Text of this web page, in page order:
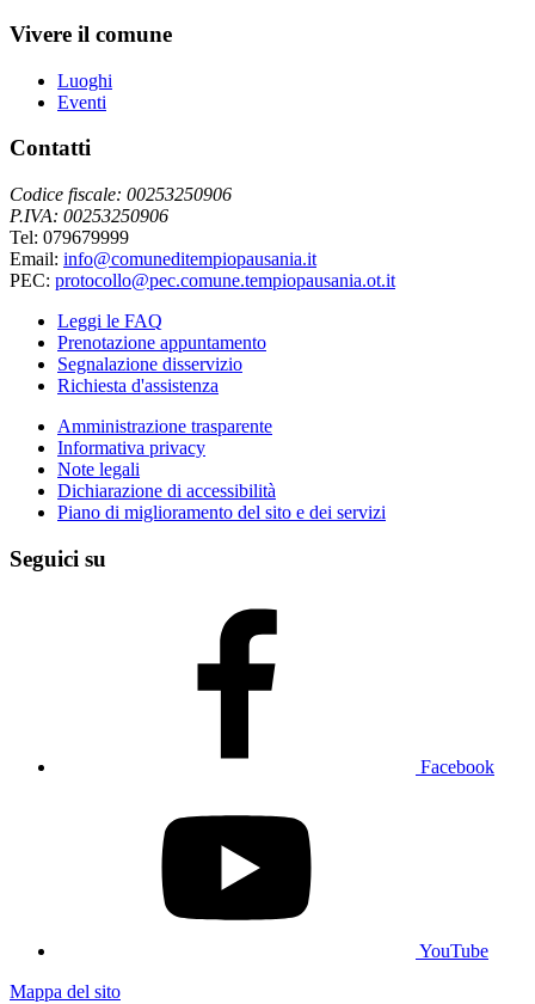
Vivere il comune
Luoghi
Eventi
Contatti
Codice fiscale: 00253250906
P.IVA: 00253250906
Tel: 079679999
Email: info@comuneditempiopausania.it
PEC: protocollo@pec.comune.tempiopausania.ot.it
Leggi le FAQ
Prenotazione appuntamento
Segnalazione disservizio
Richiesta d'assistenza
Amministrazione trasparente
Informativa privacy
Note legali
Dichiarazione di accessibilità
Piano di miglioramento del sito e dei servizi
Seguici su
Facebook
YouTube
Mappa del sito